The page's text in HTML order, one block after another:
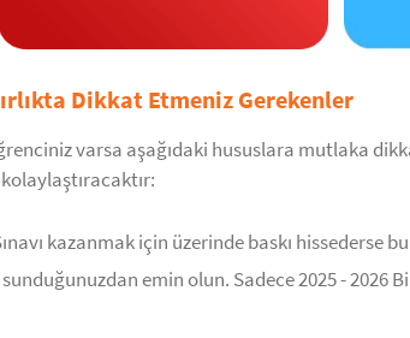
Dikkat Etmeniz Gerekenler
varsa aşağıdaki hususlara mutlaka
kazanmak için üzerinde baskı hissederse
emin olun. Sadece 2025 - 2026